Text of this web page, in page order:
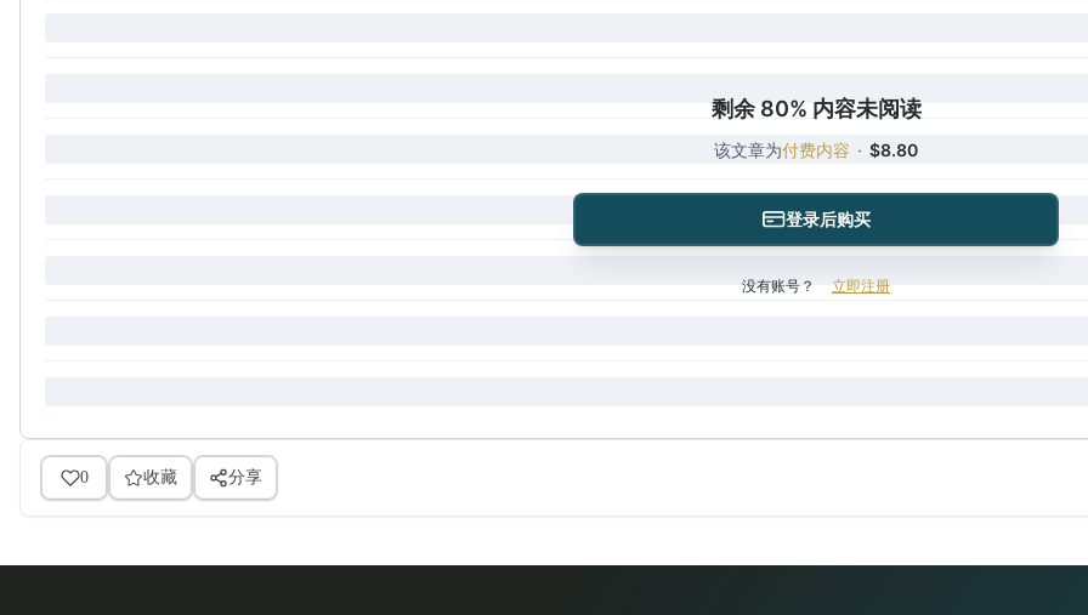
剩余 80% 内容未阅读
该文章为付费内容 · $8.80
登录后购买
没有账号？ 立即注册
0 收藏 分享